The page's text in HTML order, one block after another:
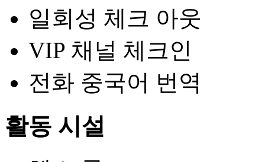
일회성 체크 아웃
VIP 채널 체크인
전화 중국어 번역
활동 시설